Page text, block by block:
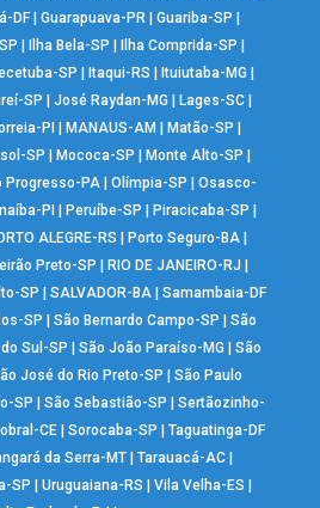
DF| Guarapuava-PR | Guariba-SP |
| Ilha Bela-SP | Ilha Comprida-SP |
SP | Itaqui-RS | Ituiutaba-MG |
SP | José Raydan-MG | Lages-SC|
PI | MANAUS-AM | Matão-SP |
SP |Mococa-SP |Monte Alto-SP |
Progresso-PA |Olímpia-SP |Osasco-
PI |Peruíbe-SP |Piracicaba-SP |
ALEGRE-RS |Porto Seguro-BA |
Preto-SP |RIO DE JANEIRO-RJ |
SP | SALVADOR-BA| Samambaia-DF
SP |São Bernardo Campo-SP |São
Sul-SP |São João Paraíso-MG |São
José do Rio Preto-SP |São Paulo
SP |São Sebastião-SP |Sertãozinho-
CE |Sorocaba-SP |Taguatinga-DF
da Serra-MT| Tarauacá-AC|
SP |Uruguaiana-RS |Vila Velha-ES |